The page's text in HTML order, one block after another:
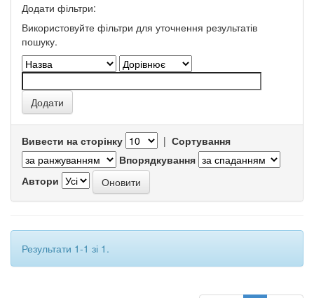
Додати фільтри:
Використовуйте фільтри для уточнення результатів
пошуку.
Вивести на сторінку | Сортування
Впорядкування
Автори
Результати 1-1 зі 1.